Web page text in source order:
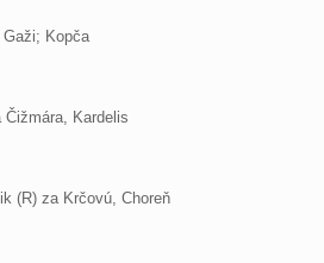
Kopča
Čižmára, Kardelis
(R) za Krčovú, Choreň